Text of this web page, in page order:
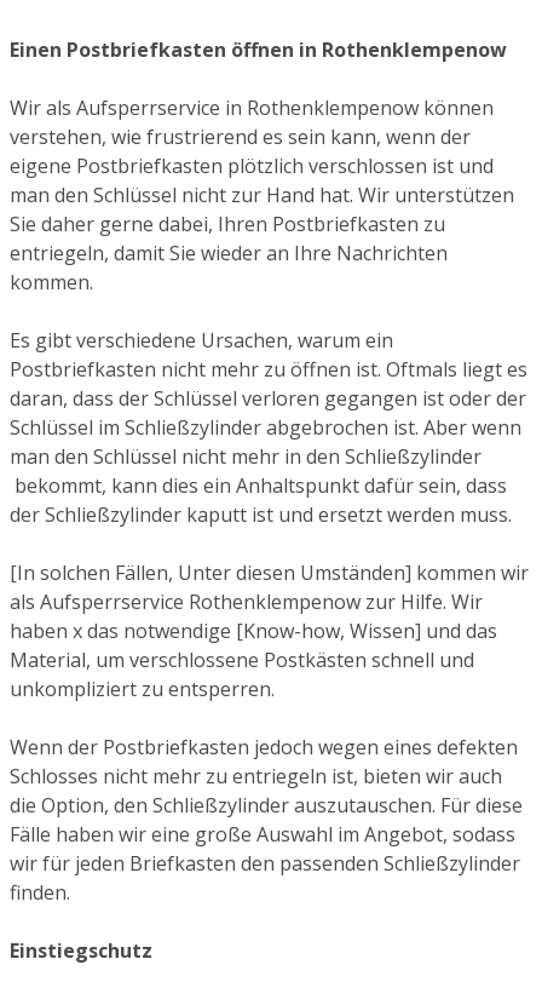
Einen Postbriefkasten öffnen in Rothenklempenow
Wir als Aufsperrservice in Rothenklempenow können
verstehen, wie frustrierend es sein kann, wenn der
eigene Postbriefkasten plötzlich verschlossen ist und
man den Schlüssel nicht zur Hand hat. Wir unterstützen
Sie daher gerne dabei, Ihren Postbriefkasten zu
entriegeln, damit Sie wieder an Ihre Nachrichten
kommen.
Es gibt verschiedene Ursachen, warum ein
Postbriefkasten nicht mehr zu öffnen ist. Oftmals liegt es
daran, dass der Schlüssel verloren gegangen ist oder der
Schlüssel im Schließzylinder abgebrochen ist. Aber wenn
man den Schlüssel nicht mehr in den Schließzylinder
bekommt, kann dies ein Anhaltspunkt dafür sein, dass
der Schließzylinder kaputt ist und ersetzt werden muss.
[In solchen Fällen, Unter diesen Umständen] kommen wir
als Aufsperrservice Rothenklempenow zur Hilfe. Wir
haben x das notwendige [Know-how, Wissen] und das
Material, um verschlossene Postkästen schnell und
unkompliziert zu entsperren.
Wenn der Postbriefkasten jedoch wegen eines defekten
Schlosses nicht mehr zu entriegeln ist, bieten wir auch
die Option, den Schließzylinder auszutauschen. Für diese
Fälle haben wir eine große Auswahl im Angebot, sodass
wir für jeden Briefkasten den passenden Schließzylinder
finden.
Einstiegschutz